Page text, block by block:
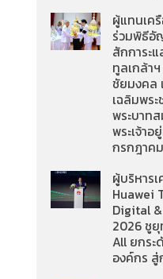
ผู้แทนเค
ร่วมพิธีอั
สักการะ
ทูลเกล้า
ชัยมงคล
เฉลิมพร
พระบาท
พระเจ้าอ
กรกฎาค
ผู้บริหาร
Huawei
Digital
2026 ชู
All ยกร
องค์กร สู่